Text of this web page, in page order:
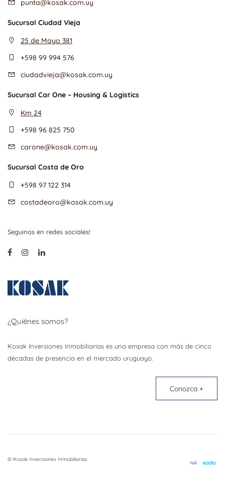
punta@kosak.com.uy
Sucursal Ciudad Vieja
25 de Mayo 381
+598 99 994 576
ciudadvieja@kosak.com.uy
Sucursal Car One – Housing & Logistics
Km 24
+598 96 825 750
carone@kosak.com.uy
Sucursal Costa de Oro
+598 97 122 314
costadeoro@kosak.com.uy
Seguinos en redes sociales!
¿Quiénes somos?
Kosak Inversiones Inmobiliarias es una empresa con más de cinco
décadas de presencia en el mercado uruguayo.
Conozca +
© Kosak Inversiones Inmobiliarias